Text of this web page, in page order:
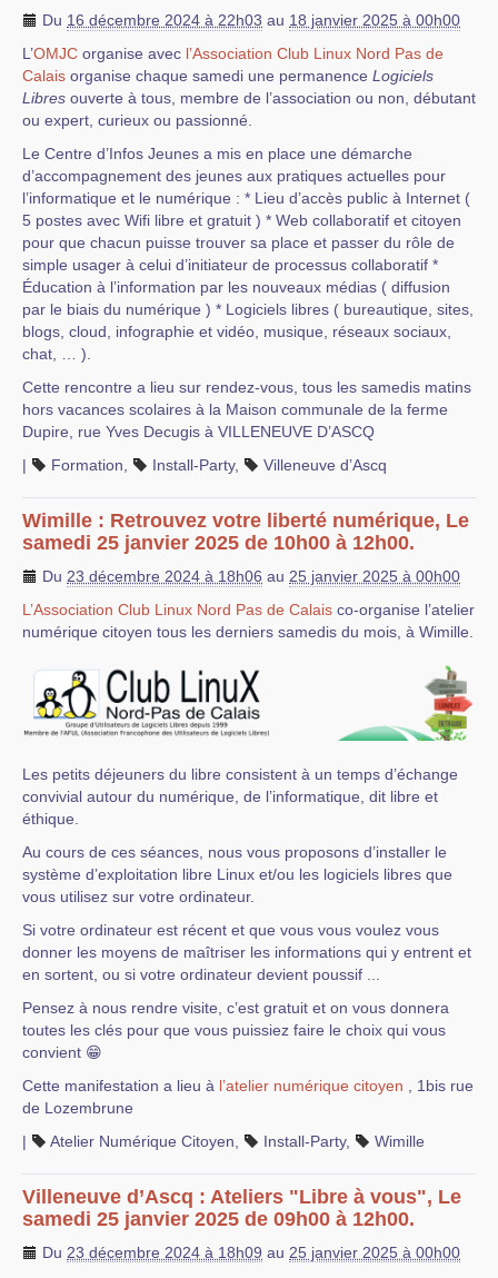
Du 16 décembre 2024 à 22h03 au 18 janvier 2025 à 00h00
L’OMJC organise avec l’Association Club Linux Nord Pas de
Calais organise chaque samedi une permanence Logiciels
Libres ouverte à tous, membre de l’association ou non, débutant
ou expert, curieux ou passionné.
Le Centre d’Infos Jeunes a mis en place une démarche
d’accompagnement des jeunes aux pratiques actuelles pour
l’informatique et le numérique : * Lieu d’accès public à Internet (
5 postes avec Wifi libre et gratuit ) * Web collaboratif et citoyen
pour que chacun puisse trouver sa place et passer du rôle de
simple usager à celui d’initiateur de processus collaboratif *
Éducation à l’information par les nouveaux médias ( diffusion
par le biais du numérique ) * Logiciels libres ( bureautique, sites,
blogs, cloud, infographie et vidéo, musique, réseaux sociaux,
chat, … ).
Cette rencontre a lieu sur rendez-vous, tous les samedis matins
hors vacances scolaires à la Maison communale de la ferme
Dupire, rue Yves Decugis à VILLENEUVE D’ASCQ
|
Formation Install-Party, Villeneuve d’Ascq
Wimille : Retrouvez votre liberté numérique, Le
samedi 25 janvier 2025 de 10h00 à 12h00.
Du 23 décembre 2024 à 18h06 au 25 janvier 2025 à 00h00
L’Association Club Linux Nord Pas de Calais co-organise l’atelier
numérique citoyen tous les derniers samedis du mois, à Wimille.
Les petits déjeuners du libre consistent à un temps d’échange
convivial autour du numérique, de l’informatique, dit libre et
éthique.
Au cours de ces séances, nous vous proposons d’installer le
système d’exploitation libre Linux et/ou les logiciels libres que
vous utilisez sur votre ordinateur.
Si votre ordinateur est récent et que vous vous voulez vous
donner les moyens de maîtriser les informations qui y entrent et
en sortent, ou si votre ordinateur devient poussif ...
Pensez à nous rendre visite, c’est gratuit et on vous donnera
toutes les clés pour que vous puissiez faire le choix qui vous
convient 😁
Cette manifestation a lieu à l’atelier numérique citoyen , 1bis rue
de Lozembrune
|
Atelier Numérique Citoyen Install-Party, Wimille
Villeneuve d’Ascq : Ateliers "Libre à vous", Le
samedi 25 janvier 2025 de 09h00 à 12h00.
Du 23 décembre 2024 à 18h09 au 25 janvier 2025 à 00h00